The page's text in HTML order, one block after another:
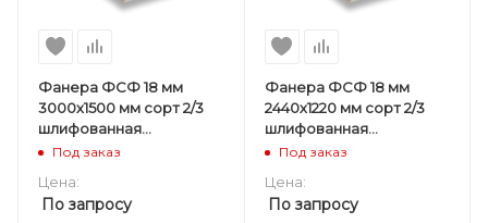
Фанера ФСФ 18 мм
3000х1500 мм сорт 2/3
шлифованная
березовая
Под заказ
Цена:
По запросу
Фанера ФСФ 18 мм
2440х1220 мм сорт 2/3
шлифованная
березовая
Под заказ
Цена:
По запросу